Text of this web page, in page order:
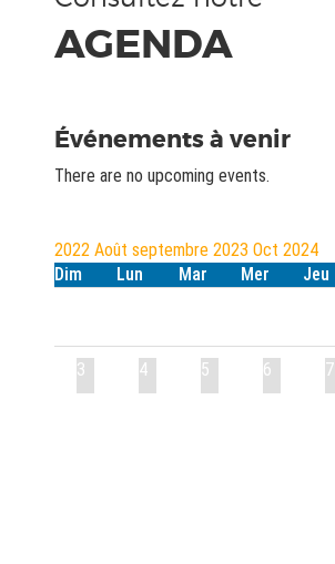
AGENDA
Événements à venir
There are no upcoming events.
2022 Août septembre 2023 Oct 2024
Dim
Lun Mar Mer Jeu
3 4 5 6 7